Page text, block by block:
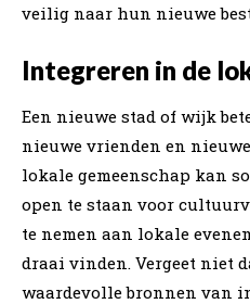
veilig naar hun nieuwe
Integreren in de
Een nieuwe stad of wijk
nieuwe vrienden en
lokale gemeenschap kan
open te staan voor
te nemen aan lokale
draai vinden. Vergeet niet
waardevolle bronnen van